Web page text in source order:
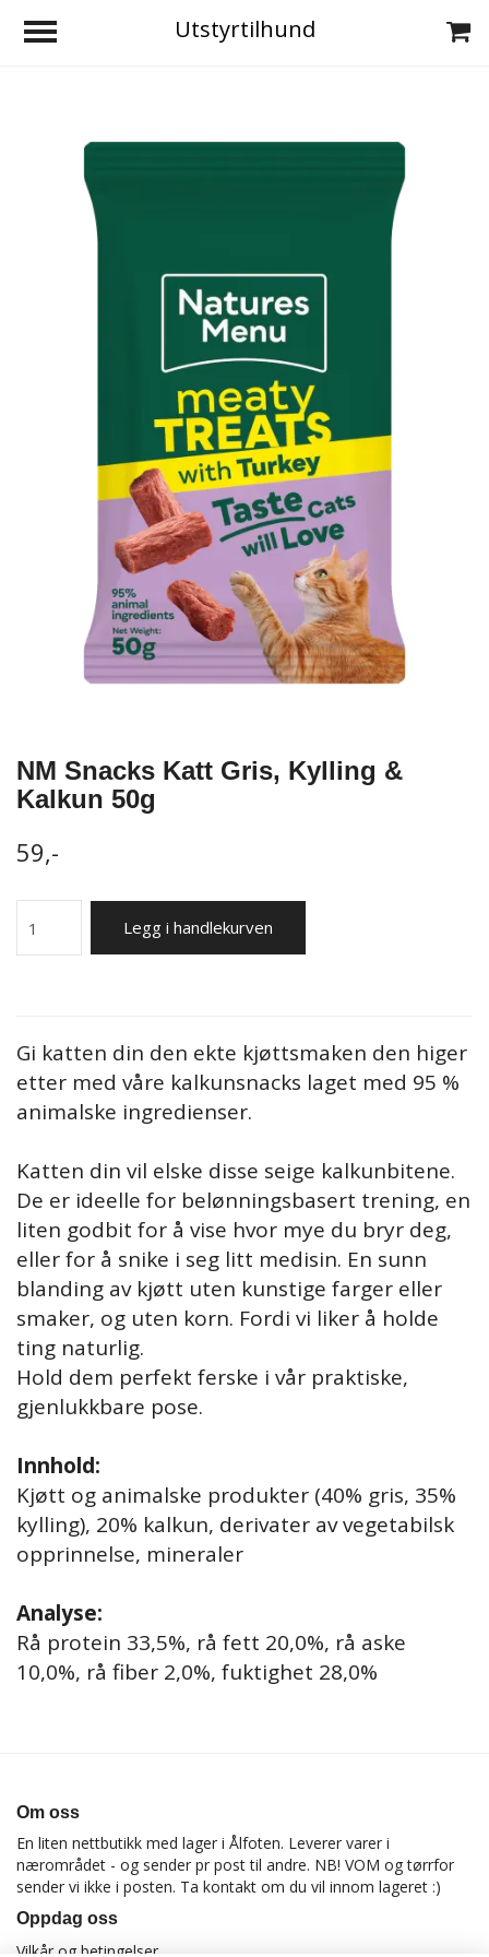
NM Snacks Katt Gris, Kylling &
Kalkun 50g
59,-
Legg i handlekurven
Gi katten din den ekte kjøttsmaken den higer
etter med våre kalkunsnacks laget med 95 %
animalske ingredienser.
Katten din vil elske disse seige kalkunbitene.
De er ideelle for belønningsbasert trening, en
liten godbit for å vise hvor mye du bryr deg,
eller for å snike i seg litt medisin. En sunn
blanding av kjøtt uten kunstige farger eller
smaker, og uten korn. Fordi vi liker å holde
ting naturlig.
Hold dem perfekt ferske i vår praktiske,
gjenlukkbare pose.
Innhold:
Kjøtt og animalske produkter (40% gris, 35%
kylling), 20% kalkun, derivater av vegetabilsk
opprinnelse, mineraler
Analyse:
Rå protein 33,5%, rå fett 20,0%, rå aske
10,0%, rå fiber 2,0%, fuktighet 28,0%
Om oss
En liten nettbutikk med lager i Ålfoten. Leverer varer i
nærområdet - og sender pr post til andre. NB! VOM og tørrfor
sender vi ikke i posten. Ta kontakt om du vil innom lageret :)
Oppdag oss
Vilkår og betingelser
Utstyrtilhund